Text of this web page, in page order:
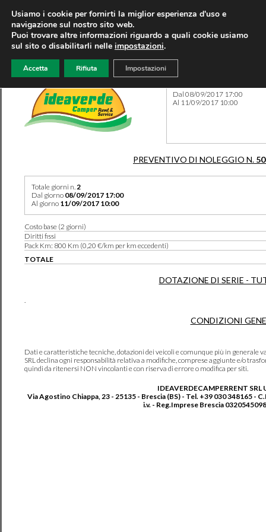
Dal 08/09/2017 17:00
Al 11/09/2017 10:00
PREVENTIVO DI NOLEGGIO N.
Totale giorni n.2
Dal giorno 08/09/2017 17:00
Al giorno 11/09/2017 10:00
Costo base (2 giorni)
Diritti fissi
Pack Km: 800 Km (0,20 €/km per km eccedenti)
TOTALE
DOTAZIONE DI SERIE -
.
CONDIZIONI
Dati e caratteristiche tecniche, dotazioni dei veicoli e comunque più in generale
SRL declina ogni responsabilità relativa a modifiche, comprese aggiunte e/o
quindi da ritenersi NON vincolanti e con riserva di errore o modifica per siti.
IDEAVERDECAMPERRENT SRL
Via Agostino Chiappa, 23 - 25135 - Brescia (BS) - Tel. +39 030 348165 -
i.v. - Reg.Imprese Brescia
Usiamo i cookie per fornirti la miglior esperienza d'uso e
navigazione sul nostro sito web.
Puoi trovare altre informazioni riguardo a quali cookie usiamo
sul sito o disabilitarli nelle impostazioni.
Accetta Rifiuta Impostazioni